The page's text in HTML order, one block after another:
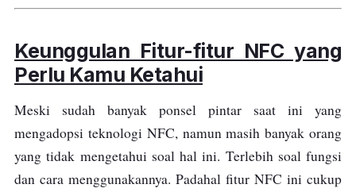
Keunggulan Fitur-fitur NFC yang
Perlu Kamu Ketahui
Meski sudah banyak ponsel pintar saat ini yang
mengadopsi teknologi NFC, namun masih banyak orang
yang tidak mengetahui soal hal ini. Terlebih soal fungsi
dan cara menggunakannya. Padahal fitur NFC ini cukup